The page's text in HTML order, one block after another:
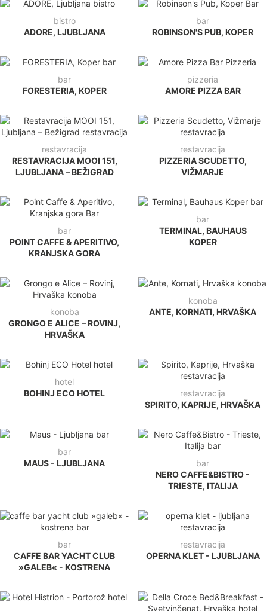
bistro
ADORE, LJUBLJANA
bar
ROBINSON'S PUB, KOPER
bar
FORESTERIA, KOPER
pizzeria
AMORE PIZZA BAR
restavracija
RESTAVRACIJA MOOI 151,
LJUBLJANA – BEŽIGRAD
restavracija
PIZZERIA SCUDETTO,
VIŽMARJE
bar
POINT CAFFE & APERITIVO,
KRANJSKA GORA
bar
TERMINAL, BAUHAUS
KOPER
konoba
GRONGO E ALICE – ROVINJ,
HRVAŠKA
konoba
ANTE, KORNATI, HRVAŠKA
hotel
BOHINJ ECO HOTEL
restavracija
SPIRITO, KAPRIJE, HRVAŠKA
bar
MAUS - LJUBLJANA
bar
NERO CAFFE&BISTRO -
TRIESTE, ITALIJA
bar
CAFFE BAR YACHT CLUB
»GALEB« - KOSTRENA
restavracija
OPERNA KLET - LJUBLJANA